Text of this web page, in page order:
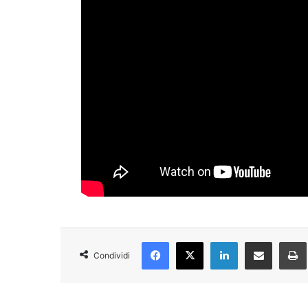
Condividi
Facebook
X LinkedIn
Condividi via Email